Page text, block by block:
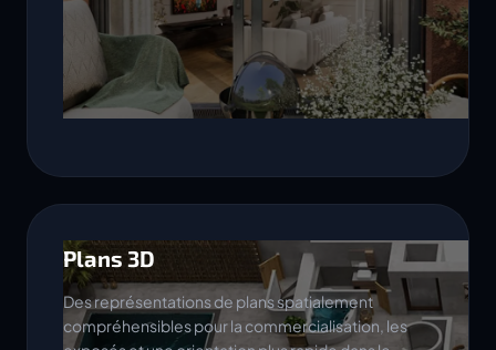
Plans 3D
Des représentations de plans spatialement
compréhensibles pour la commercialisation, les